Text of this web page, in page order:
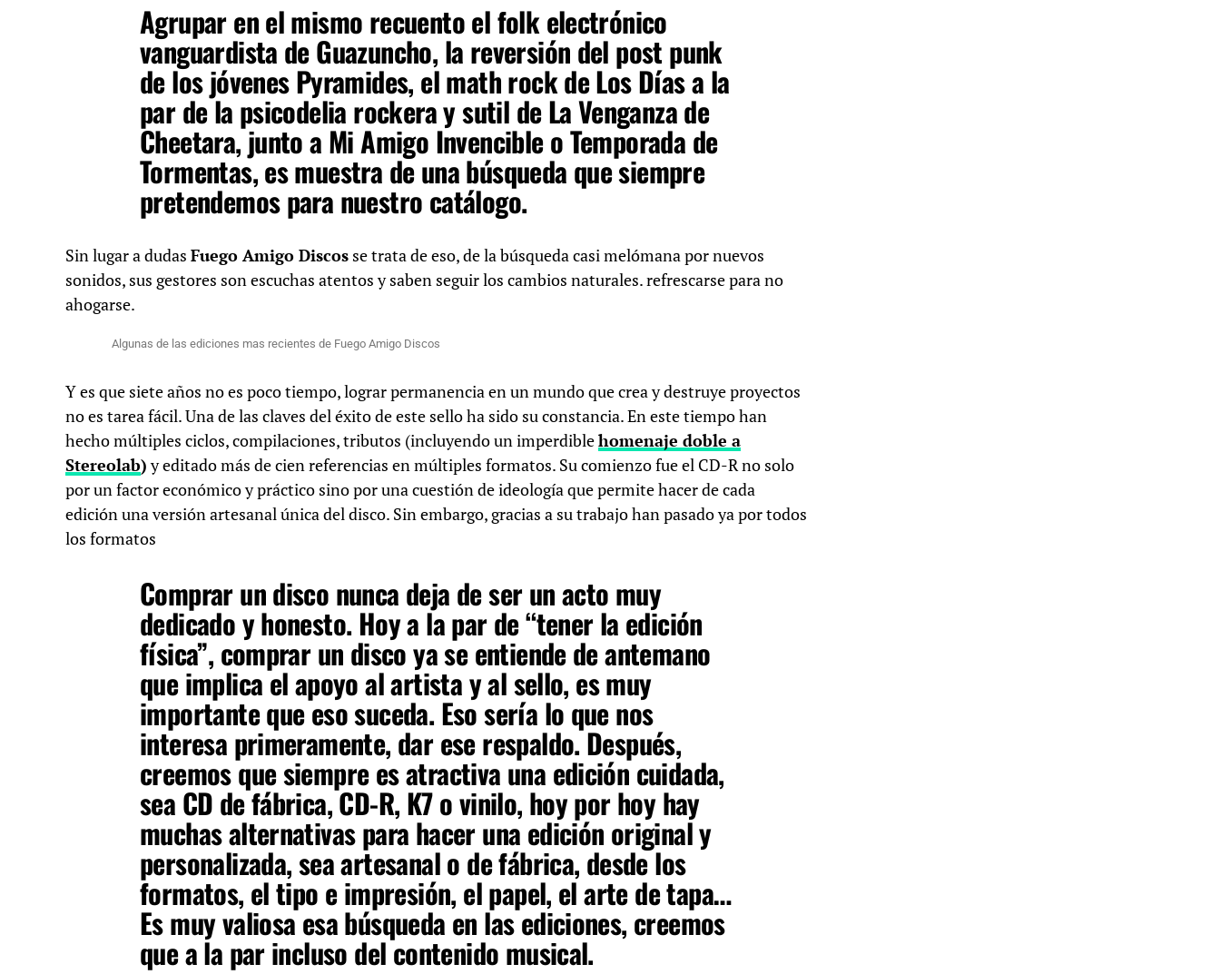
Agrupar en el mismo recuento el folk electrónico
vanguardista deGuazuncho, la reversión del post punk
de los jóvenesPyramides, el math rock deLos Díasa la
par de la psicodelia rockera y sutil deLa Venganza de
Cheetara,junto a Mi Amigo InvencibleoTemporada de
Tormentas, es muestra de una búsqueda que siempre
pretendemos para nuestro catálogo.
Sin lugar a dudas Fuego Amigo Discos se trata de eso, de la búsqueda casi melómana por nuevos
sonidos, sus gestores son escuchas atentos y saben seguir los cambios naturales. refrescarse para no
ahogarse.
Algunas de las ediciones mas recientes de Fuego Amigo Discos
Y es que siete años no es poco tiempo, lograr permanencia en un mundo que crea y destruye proyectos
no es tarea fácil. Una de las claves del éxito de este sello ha sido su constancia. En este tiempo han
hecho múltiples ciclos, compilaciones, tributos (incluyendo un imperdiblehomenaje doble a
Stereolab)y editado más de cien referencias en múltiples formatos. Su comienzo fue el CD-R no solo
por un factor económico y práctico sino por una cuestión de ideología que permite hacer de cada
edición una versión artesanal única del disco. Sin embargo, gracias a su trabajo han pasado ya por todos
los formatos
Comprar un disco nunca deja de ser un acto muy
dedicado y honesto. Hoy a la par de “tener la edición
física”, comprar un disco ya se entiende de antemano
que implica el apoyo al artista y al sello, es muy
importante que eso suceda. Eso sería lo que nos
interesa primeramente, dar ese respaldo. Después,
creemos que siempre es atractiva una edición cuidada,
sea CD de fábrica, CD-R, K7 o vinilo, hoy por hoy hay
muchas alternativas para hacer una edición original y
personalizada, sea artesanal o de fábrica, desde los
formatos, el tipo e impresión, el papel, el arte de tapa…
Es muy valiosa esa búsqueda en las ediciones, creemos
que a la par incluso del contenido musical.